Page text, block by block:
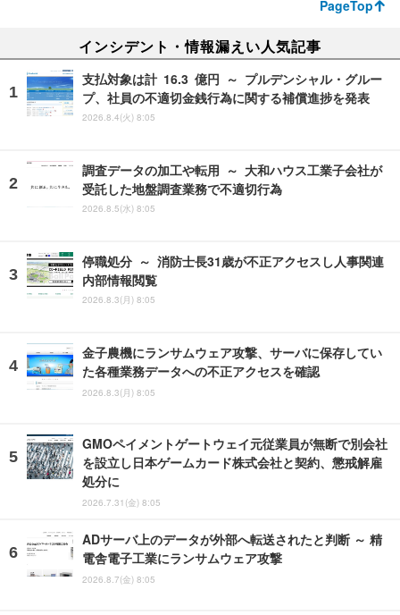
PageTop
インシデント・情報漏えい人気記事
支払対象は計 16.3 億円 ～ プルデンシャル・グルー
プ、社員の不適切金銭行為に関する補償進捗を発表
2026.8.4(火) 8:05
調査データの加工や転用 ～ 大和ハウス工業子会社が
受託した地盤調査業務で不適切行為
2026.8.5(水) 8:05
停職処分 ～ 消防士長31歳が不正アクセスし人事関連
内部情報閲覧
2026.8.3(月) 8:05
金子農機にランサムウェア攻撃、サーバに保存してい
た各種業務データへの不正アクセスを確認
2026.8.3(月) 8:05
GMOペイメントゲートウェイ元従業員が無断で別会社
を設立し日本ゲームカード株式会社と契約、懲戒解雇
処分に
2026.7.31(金) 8:05
ADサーバ上のデータが外部へ転送されたと判断 ～ 精
電舎電子工業にランサムウェア攻撃
2026.8.7(金) 8:05